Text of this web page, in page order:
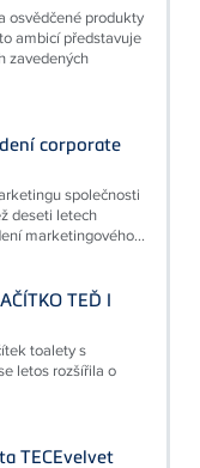
osvědčené produkty
ambicí představuje
zavedených
corporate
společnosti
deseti letech
marketingového...
TEĎ I
toalety s
letos rozšířila o
TECEvelvet